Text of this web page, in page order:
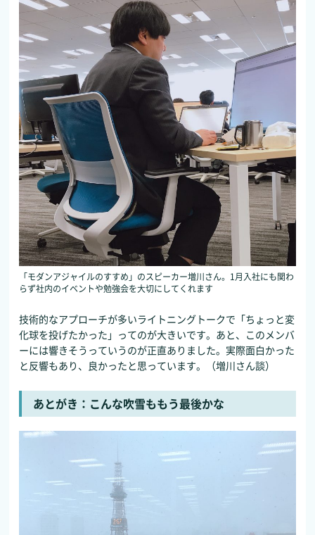
「モダンアジャイルのすすめ」のスピーカー増川さん。1月入社にも関わ
らず社内のイベントや勉強会を大切にしてくれます
技術的なアプローチが多いライトニングトークで「ちょっと変
化球を投げたかった」ってのが大きいです。あと、このメンバ
ーには響きそうっていうのが正直ありました。実際面白かった
と反響もあり、良かったと思っています。（増川さん談）
あとがき：こんな吹雪ももう最後かな